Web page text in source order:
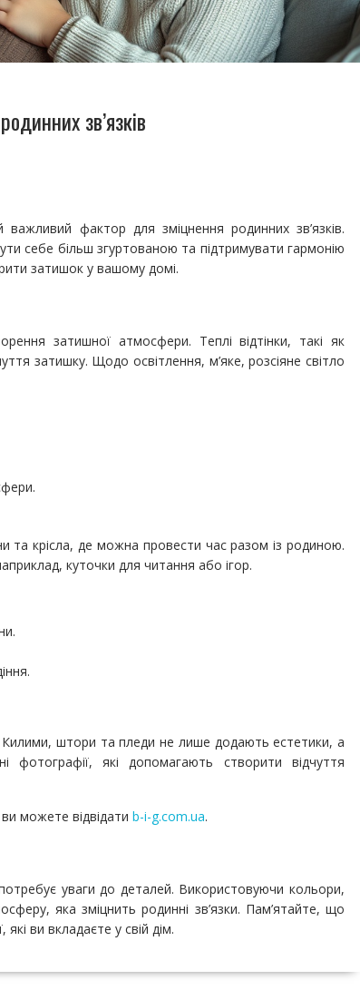
зв’язків
фактор для зміцнення родинних зв’язків.
себе більш згуртованою та підтримувати гармонію
затишок у вашому домі.
затишної атмосфери. Теплі відтінки, такі як
затишку. Щодо освітлення, м’яке, розсіяне світло
та крісла, де можна провести час разом із родиною.
куточки для читання або ігор.
штори та пледи не лише додають естетики, а
які допомагають створити відчуття
можете відвідати b-i-g.com.ua.
уваги до деталей. Використовуючи кольори,
яка зміцнить родинні зв’язки. Пам’ятайте, що
ви вкладаєте у свій дім.